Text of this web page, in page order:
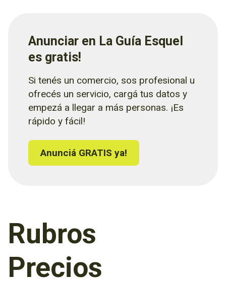
Anunciar en La Guía Esquel
es gratis!
Si tenés un comercio, sos profesional u
ofrecés un servicio, cargá tus datos y
empezá a llegar a más personas. ¡Es
rápido y fácil!
Anunciá GRATIS ya!
Rubros
Precios